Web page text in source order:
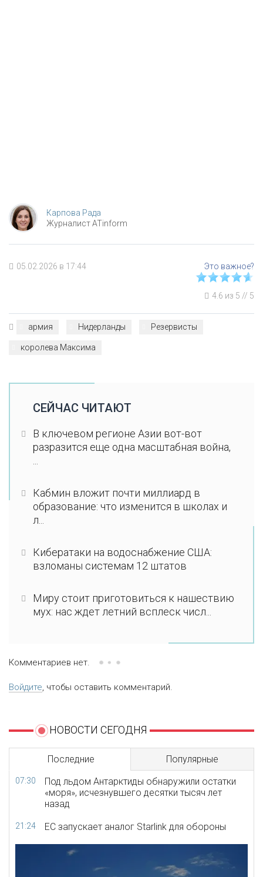
Карпова Рада
Журналист ATinform
05.02.2026 в 17:44
4.6 из 5 // 5
армия Нидерланды Резервисты
королева Максима
СЕЙЧАС ЧИТАЮТ
В ключевом регионе Азии вот-вот
разразится еще одна масштабная война,
Кабмин вложит почти миллиард в
образование: что изменится в школах и
л...
Кибератаки на водоснабжение США:
взломаны системам 12 штатов
Миру стоит приготовиться к нашествию
мух: нас ждет летний всплеск числ...
Комментариев нет.
Войдите, чтобы оставить комментарий.
НОВОСТИ СЕГОДНЯ
Последние Популярные
07:30
Под льдом Антарктиды обнаружили остатки
«моря», исчезнувшего десятки тысяч лет
назад
21:24 ЕС запускает аналог Starlink для обороны